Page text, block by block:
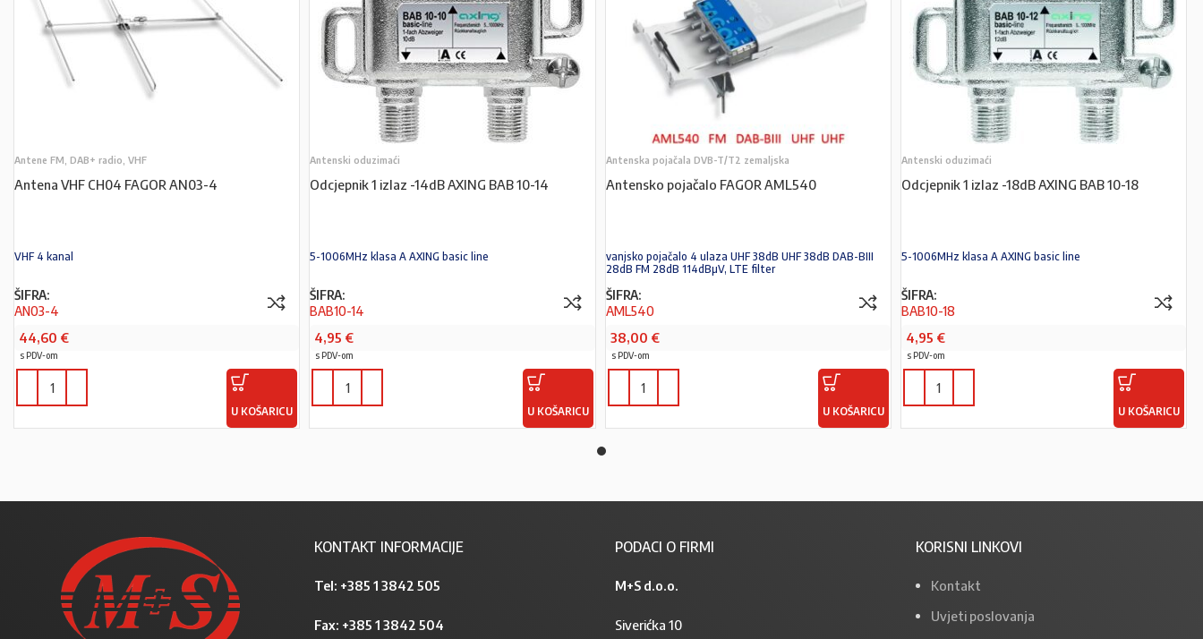
Antene FM, DAB+ radio, VHF
Antena VHF CH04 FAGOR AN03-4
VHF 4 kanal
ŠIFRA:
AN03-4
44,60 €
s PDV-om
U KOŠARICU
Antenski oduzimaći
Odcjepnik 1 izlaz -14dB AXING BAB 10-14
5-1006MHz klasa A AXING basic line
ŠIFRA:
BAB10-14
4,95 €
s PDV-om
U KOŠARICU
Antenska pojačala DVB-T/T2 zemaljska
Antensko pojačalo FAGOR AML540
vanjsko pojačalo 4 ulaza UHF 38dB UHF 38dB DAB-BIII
28dB FM 28dB 114dBµV, LTE filter
ŠIFRA:
AML540
38,00 €
s PDV-om
U KOŠARICU
Antenski oduzimaći
Odcjepnik 1 izlaz -18dB AXING BAB 10-18
5-1006MHz klasa A AXING basic line
ŠIFRA:
BAB10-18
4,95 €
s PDV-om
U KOŠARICU
KONTAKT INFORMACIJE
Tel: +385 1 3842 505
Fax: +385 1 3842 504
PODACI O FIRMI
M+S d.o.o.
Siverićka 10
KORISNI LINKOVI
Kontakt
Uvjeti poslovanja